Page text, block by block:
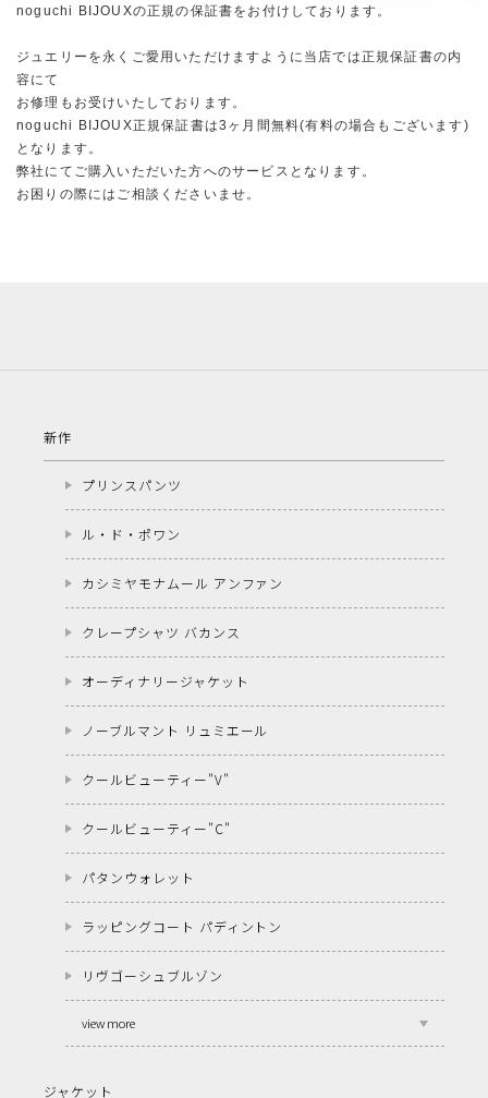
noguchi BIJOUXの正規の保証書をお付けしております。
ジュエリーを永くご愛用いただけますように当店では正規保証書の内
容にて
お修理もお受けいたしております。
noguchi BIJOUX正規保証書は3ヶ月間無料(有料の場合もございます)
となります。
弊社にてご購入いただいた方へのサービスとなります。
お困りの際にはご相談くださいませ。
新作
プリンスパンツ
ル・ド・ポワン
カシミヤモナムール アンファン
クレープシャツ バカンス
オーディナリージャケット
ノーブルマント リュミエール
クールビューティー"V"
クールビューティー"C"
パタンウォレット
ラッピングコート パディントン
リヴゴーシュブルゾン
view more
ジャケット